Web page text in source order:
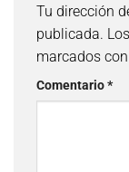
Tu dirección
publicada.
marcados con
Comentario*